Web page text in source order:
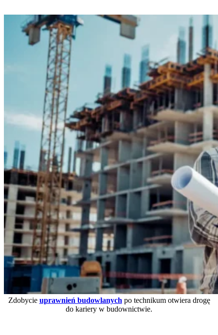
Zdobycie uprawnień budowlanych po technikum otwiera drogę
do kariery w budownictwie.